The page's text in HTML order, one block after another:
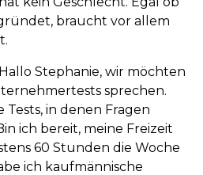
braucht vor allem
Hallo Stephanie, wir möchten
sprechen.
Tests, in denen Fragen
ich bereit, meine Freizeit
60 Stunden die Woche
ich kaufmännische